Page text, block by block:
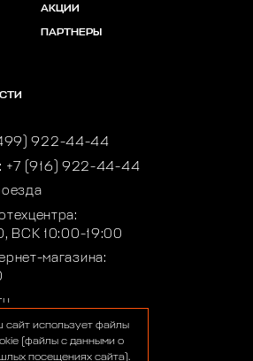
АКЦИИ
ПАРТНЕРЫ
922-44-44
+7 (916) 922-44-44
ВСК 10:00-19:00
магазина:
сайт использует файлы
(файлы с данными о
посещениях сайта).